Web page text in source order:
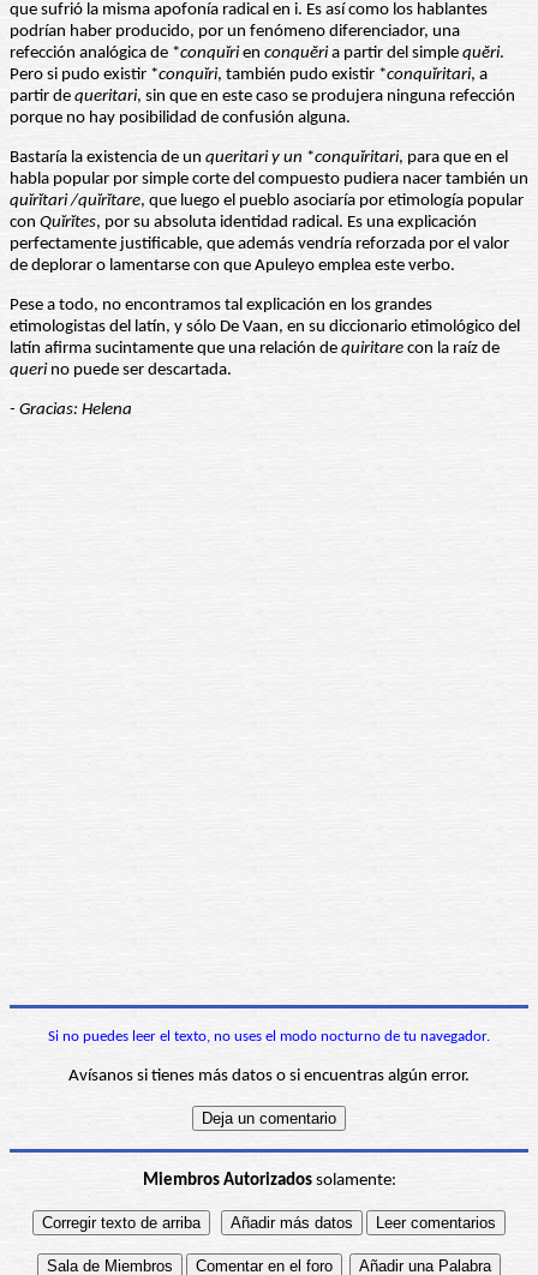
que sufrió la misma apofonía radical en i. Es así como los hablantes
podrían haber producido, por un fenómeno diferenciador, una
refección analógica de *conquĭrien conquĕri a partir del simple quĕri.
Pero si pudo existir *conquĭri, también pudo existir *conquĭritari, a
partir de queritari, sin que en este caso se produjera ninguna refección
porque no hay posibilidad de confusión alguna.
Bastaría la existencia de un queritari y un *conquĭritari, para que en el
habla popular por simple corte del compuesto pudiera nacer también un
quĭrĭtari /quĭrĭtare, que luego el pueblo asociaría por etimología popular
con Quĭrĭtes, por su absoluta identidad radical. Es una explicación
perfectamente justificable, que además vendría reforzada por el valor
de deplorar o lamentarse con que Apuleyo emplea este verbo.
Pese a todo, no encontramos tal explicación en los grandes
etimologistas del latín, y sólo De Vaan, en su diccionario etimológico del
latín afirma sucintamente que una relación de quiritare con la raíz de
queri no puede ser descartada.
- Gracias: Helena
Si no puedes leer el texto, no uses el modo nocturno de tu navegador.
Avísanos si tienes más datos o si encuentras algún error.
Miembros Autorizadossolamente: